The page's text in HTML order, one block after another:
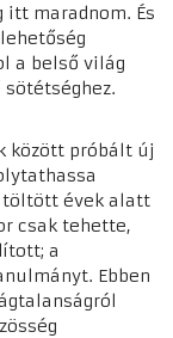
maradnom. És
a belső világ
között próbált új
töltött évek alatt
csak tehette,
a
Ebben